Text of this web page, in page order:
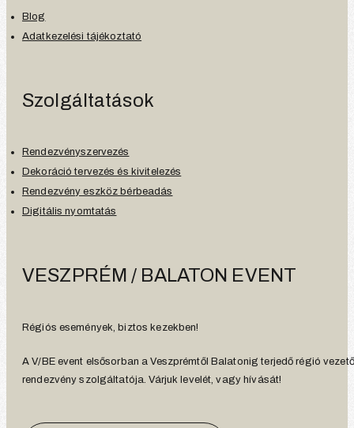
Blog
Adatkezelési tájékoztató
Szolgáltatások
Rendezvényszervezés
Dekoráció tervezés és kivitelezés
Rendezvény eszköz bérbeadás
Digitális nyomtatás
VESZPRÉM / BALATON EVENT
Régiós események, biztos kezekben!
A V/BE event elsősorban a Veszprémtől Balatonig terjedő régió vezető
rendezvény szolgáltatója. Várjuk levelét, vagy hívását!